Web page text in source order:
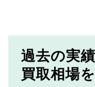
過去の実
買取相場